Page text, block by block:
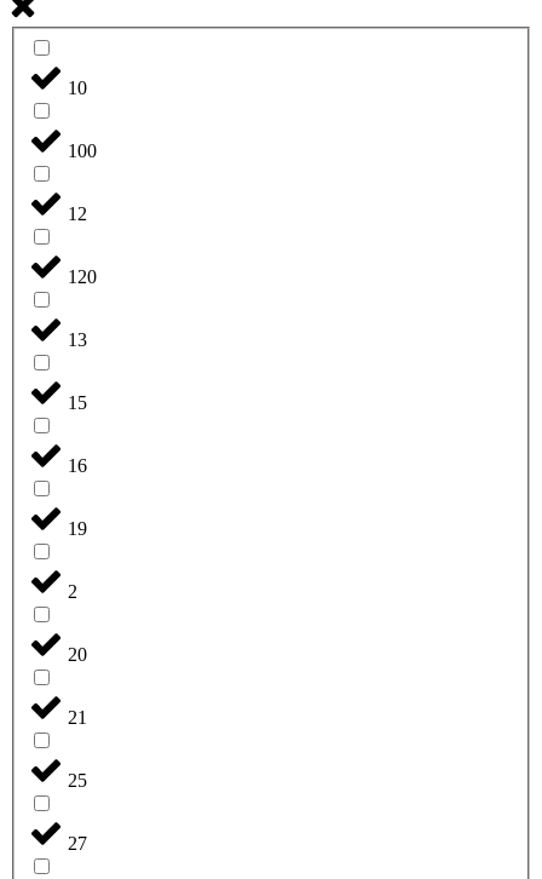
10
100
12
120
13
15
16
19
2
20
21
25
27